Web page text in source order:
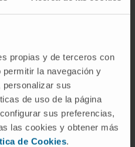
propias y de terceros con
la navegación y
personalizar sus
de uso de la página
sus preferencias,
las cookies y obtener más
de Cookies.
Traslacional
Luri Rey
Combinadas de
Traslacional